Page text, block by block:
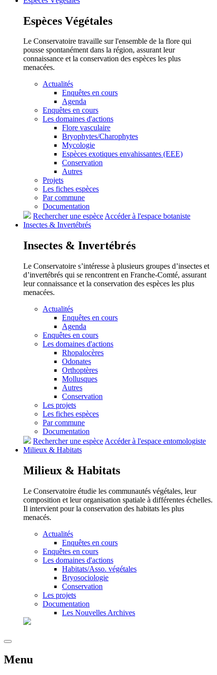
Espèces Végétales
Le Conservatoire travaille sur l'ensemble de la flore qui
pousse spontanément dans la région, assurant leur
connaissance et la conservation des espèces les plus
menacées.
Actualités
Enquêtes en cours
Agenda
Enquêtes en cours
Les domaines d'actions
Flore vasculaire
Bryophytes/Charophytes
Mycologie
Espèces exotiques envahissantes (EEE)
Conservation
Autres
Projets
Les fiches espèces
Par commune
Documentation
Rechercher une espèceAccéder à l'espace botaniste
Insectes & Invertébrés
Insectes & Invertébrés
Le Conservatoire s’intéresse à plusieurs groupes d’insectes et
d’invertébrés qui se rencontrent en Franche-Comté, assurant
leur connaissance et la conservation des espèces les plus
menacées.
Actualités
Enquêtes en cours
Agenda
Enquêtes en cours
Les domaines d'actions
Rhopalocères
Odonates
Orthoptères
Mollusques
Autres
Conservation
Les projets
Les fiches espèces
Par commune
Documentation
Rechercher une espèce Accéder à l'espace entomologiste
Milieux & Habitats
Milieux & Habitats
Le Conservatoire étudie les communautés végétales, leur
composition et leur organisation spatiale à différentes échelles.
Il intervient pour la conservation des habitats les plus
menacés.
Actualités
Enquêtes en cours
Enquêtes en cours
Les domaines d'actions
Habitats/Asso. végétales
Bryosociologie
Conservation
Les projets
Documentation
Les Nouvelles Archives
Menu